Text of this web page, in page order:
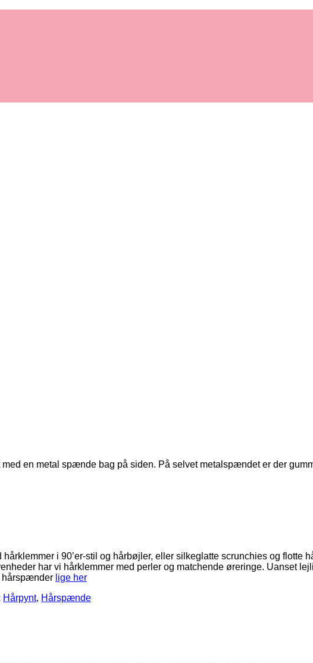
en metal spænde bag på siden. På selvet metalspændet er der
i 90’er-stil og hårbøjler, eller silkeglatte scrunchies og flotte
har vi hårklemmer med perler og matchende øreringe. Uanset
hårspænder lige her
Hårpynt, Hårspænde